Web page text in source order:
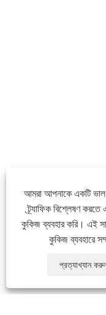
আমরা আপনাকে একটি ভাল
ট্র্যাফিক বিশ্লেষণ
কুকিজ ব্যবহার করি। এই
কুকিজ ব্যবহারে
প্রত্যাখ্যান